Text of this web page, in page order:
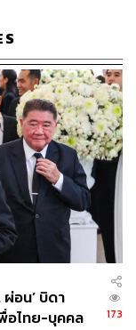
อประโยชน์ของ
มติ มีลักษณะ
ข้อเท็จจริงและ
นใดคนหนึ่ง เพื่อ
ไตยที่ต้องการรู้
กยากแค้น ถือเป็น
รทำงานร่วมกัน
เพื่อนำไปแก้ไขให้
ม่รู้ว่าเป็นปัญหา
ระชาชนให้เร็ว
ระทมกับของแพง
อน’ บิดา
อไทย-บุคคล
173